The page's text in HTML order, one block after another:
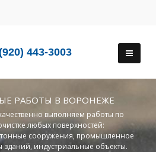
443-3003
РАБОТЫ В ВОРОНЕЖЕ
выполняем работы по
любых поверхностей:
сооружения, промышленное
индустриальные объекты.